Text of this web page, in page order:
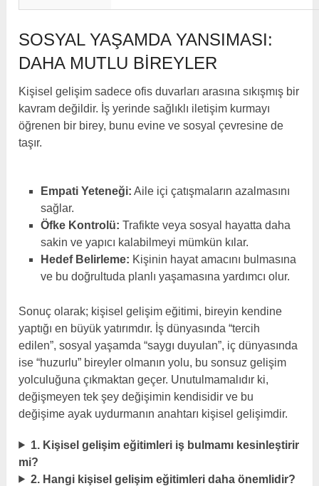
SOSYAL YAŞAMDA YANSIMASI:
DAHA MUTLU BIREYLER
Kişisel gelişim sadece ofis duvarları arasına sıkışmış bir
kavram değildir. İş yerinde sağlıklı iletişim kurmayı
öğrenen bir birey, bunu evine ve sosyal çevresine de
taşır.
Empati Yeteneği: Aile içi çatışmaların azalmasını
sağlar.
Öfke Kontrolü: Trafikte veya sosyal hayatta daha
sakin ve yapıcı kalabilmeyi mümkün kılar.
Hedef Belirleme: Kişinin hayat amacını bulmasına
ve bu doğrultuda planlı yaşamasına yardımcı olur.
Sonuç olarak; kişisel gelişim eğitimi, bireyin kendine
yaptığı en büyük yatırımdır. İş dünyasında “tercih
edilen”, sosyal yaşamda “saygı duyulan”, iç dünyasında
ise “huzurlu” bireyler olmanın yolu, bu sonsuz gelişim
yolculuğuna çıkmaktan geçer. Unutulmamalıdır ki,
değişmeyen tek şey değişimin kendisidir ve bu
değişime ayak uydurmanın anahtarı kişisel gelişimdir.
1. Kişisel gelişim eğitimleri iş bulmamı kesinleştirir
mi?
2. Hangi kişisel gelişim eğitimleri daha önemlidir?